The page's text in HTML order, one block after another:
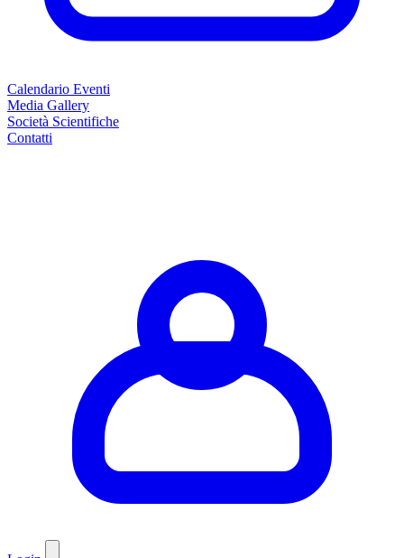
Calendario Eventi
Media Gallery
Società Scientifiche
Contatti